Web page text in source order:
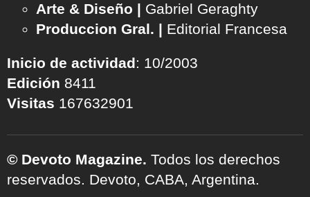
Arte & Diseño | Gabriel Geraghty
Produccion Gral. | Editorial Francesa
Inicio de actividad: 10/2003
Edición 8411
Visitas 167632901
© Devoto Magazine. Todos los derechos
reservados. Devoto, CABA, Argentina.